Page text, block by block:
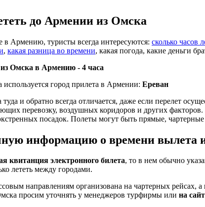
до Армении из Омска
в Армению, туристы всегда интересуются: сколько часов
, какая разница во времени, какая погода, какие деньги
Омска в Армению - 4 часа
используется город прилета в Армении: Ереван
и обратно всегда отличается, даже если перелет
перевозку, воздушных коридоров и других
посадок. Полеты могут быть прямые,
информацию о времени вылета
квитанция электронного билета, то в нем обычно
лететь между городами.
направлениям организована на чартерных
просим уточнять у менеджеров турфирмы или на